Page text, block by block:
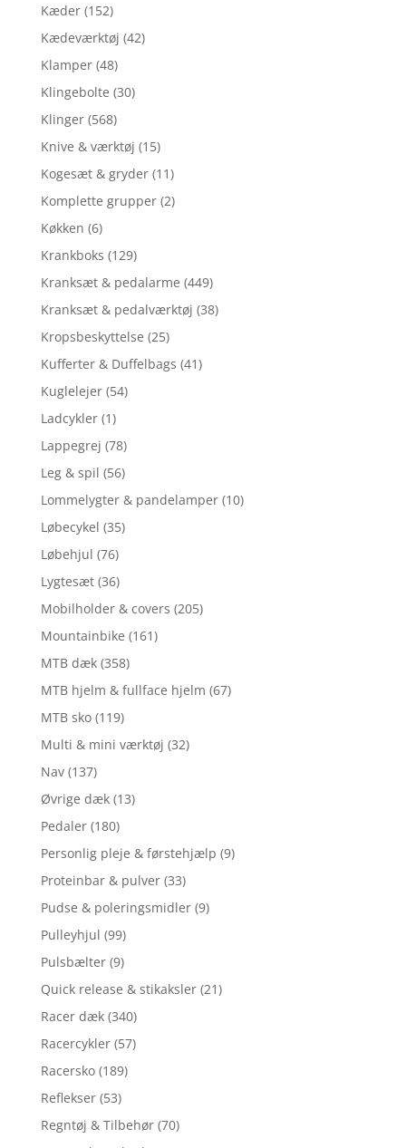
Kæder (152)
Kædeværktøj (42)
Klamper (48)
Klingebolte (30)
Klinger (568)
Knive & værktøj (15)
Kogesæt & gryder (11)
Komplette grupper (2)
Køkken (6)
Krankboks (129)
Kranksæt & pedalarme (449)
Kranksæt & pedalværktøj (38)
Kropsbeskyttelse (25)
Kufferter & Duffelbags (41)
Kuglelejer (54)
Ladcykler (1)
Lappegrej (78)
Leg & spil (56)
Lommelygter & pandelamper (10)
Løbecykel (35)
Løbehjul (76)
Lygtesæt (36)
Mobilholder & covers (205)
Mountainbike (161)
MTB dæk (358)
MTB hjelm & fullface hjelm (67)
MTB sko (119)
Multi & mini værktøj (32)
Nav (137)
Øvrige dæk (13)
Pedaler (180)
Personlig pleje & førstehjælp (9)
Proteinbar & pulver (33)
Pudse & poleringsmidler (9)
Pulleyhjul (99)
Pulsbælter (9)
Quick release & stikaksler (21)
Racer dæk (340)
Racercykler (57)
Racersko (189)
Reflekser (53)
Regntøj & Tilbehør (70)